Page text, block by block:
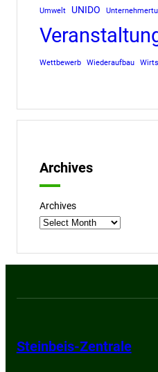
Umwelt UNIDO
Wettbewerb Wiederaufbau
Archives
Archives
Steinbeis-Zentrale